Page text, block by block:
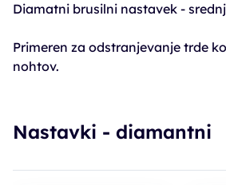
Diamatni brusilni nastavek -
Primeren za odstranjevanje trde
nohtov.
Nastavki - diamantni